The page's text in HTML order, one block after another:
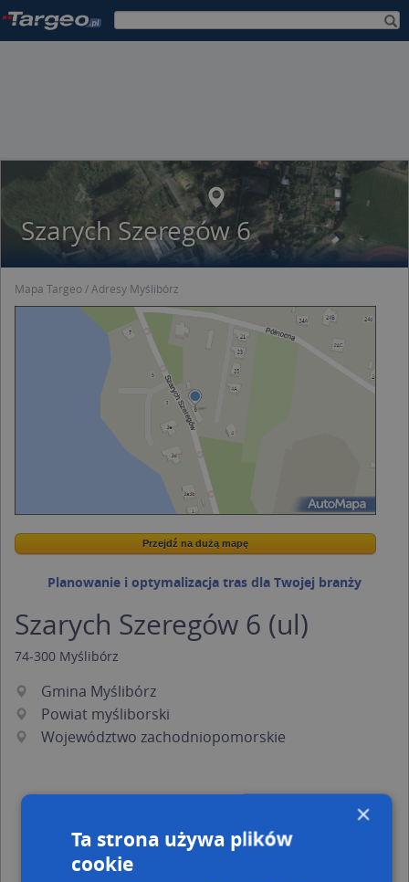
Szarych Szeregów 6
Mapa Targeo Adresy Myślibórz
Wstaw tę mapkę na swoją stronę
Przejdź na dużą mapę
Przejdź na dużą mapę
Planowanie i optymalizacja tras dla Twojej branży
Szarych Szeregów 6 (ul)
74-300 Myślibórz
Gmina Myślibórz
Powiat myśliborski
Województwo zachodniopomorskie
×
Ta strona używa plików
cookie